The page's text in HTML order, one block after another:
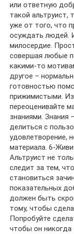
или ответную
такой альтруист,
уже от того, что
осуждать людей.
милосердие.
совершая любые
какими-то
другое –
готовностью
прижимистыми.
переоценивайте
знаниями.
делиться с
удовлетворение,
материала. 6-
Альтруист не
следит за тем,
становиться
показательных
должен быть
тому, чтобы
Попробуйте
чтобы он никогда